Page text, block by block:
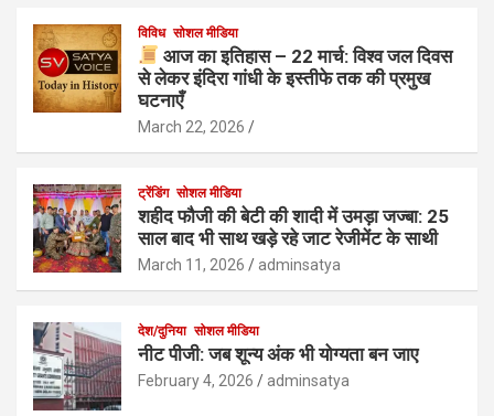
विविध सोशल मीडिया
आज का इतिहास – 22 मार्च: विश्व जल दिवस
से लेकर इंदिरा गांधी के इस्तीफे तक की प्रमुख
घटनाएँ
March 22, 2026
ट्रेंडिंग सोशल मीडिया
शहीद फौजी की बेटी की शादी में उमड़ा जज्बा: 25
साल बाद भी साथ खड़े रहे जाट रेजीमेंट के साथी
March 11, 2026 adminsatya
देश/दुनिया सोशल मीडिया
नीट पीजी: जब शून्य अंक भी योग्यता बन जाए
February 4, 2026 adminsatya